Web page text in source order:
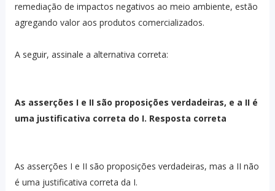
remediação de impactos negativos ao meio ambiente, estão
agregando valor aos produtos comercializados.
A seguir, assinale a alternativa correta:
As asserções I e II são proposições verdadeiras, e a II é
uma justificativa correta do I. Resposta correta
As asserções I e II são proposições verdadeiras, mas a II não
é uma justificativa correta da I.